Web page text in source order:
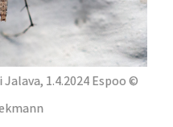
1.4.2024 Espoo ©